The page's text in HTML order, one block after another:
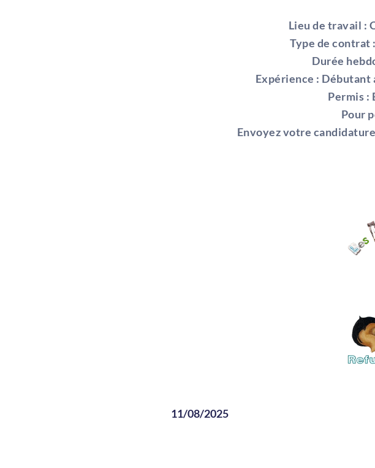
Lieu de travail :
Type de contrat
Durée
Expérience : Débutant
Permis :
Pour
Envoyez votre
11/08/2025